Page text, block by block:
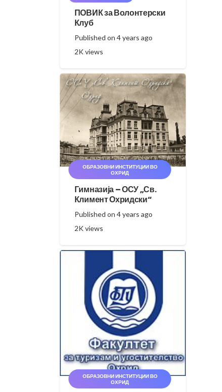
ПОВИК за Волонтерски
Клуб
Published on 4 years ago
2Kviews
ОБРАЗОВНИ ИНСТИТУЦИИ ВО
ОХРИД
Гимназија – ОСУ „Св.
Климент Охридски“
Published on 4 years ago
2Kviews
ОБРАЗОВНИ ИНСТИТУЦИИ ВО
ОХРИД